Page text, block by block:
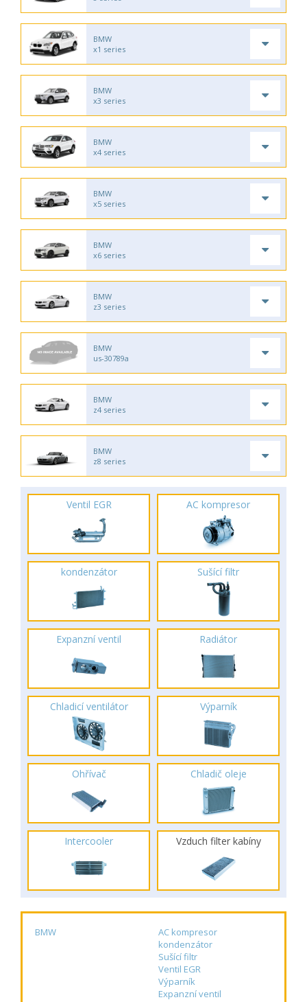
BMW
x1 series
BMW
x3 series
BMW
x4 series
BMW
x5 series
BMW
x6 series
BMW
z3 series
BMW
us-30789a
BMW
z4 series
BMW
z8 series
Ventil EGR AC kompresor
kondenzátor Sušící filtr
Expanzní ventil Radiátor
Chladicí ventilátor Výparník
Ohřívač Chladič oleje
Intercooler Vzduch filter kabíny
BMW
AC kompresor
kondenzátor
Sušící filtr
Ventil EGR
Výparník
Expanzní ventil